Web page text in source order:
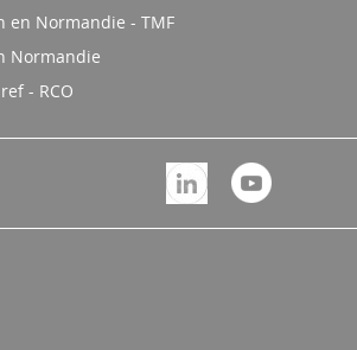
en Normandie - TMF
Normandie
- RCO